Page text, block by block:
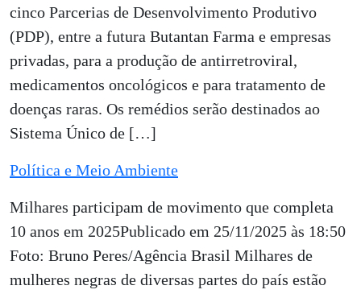
cinco Parcerias de Desenvolvimento Produtivo
(PDP), entre a futura Butantan Farma e empresas
privadas, para a produção de antirretroviral,
medicamentos oncológicos e para tratamento de
doenças raras. Os remédios serão destinados ao
Sistema Único de […]
Política e Meio Ambiente
Milhares participam de movimento que completa
10 anos em 2025Publicado em 25/11/2025 às 18:50
Foto: Bruno Peres/Agência Brasil Milhares de
mulheres negras de diversas partes do país estão